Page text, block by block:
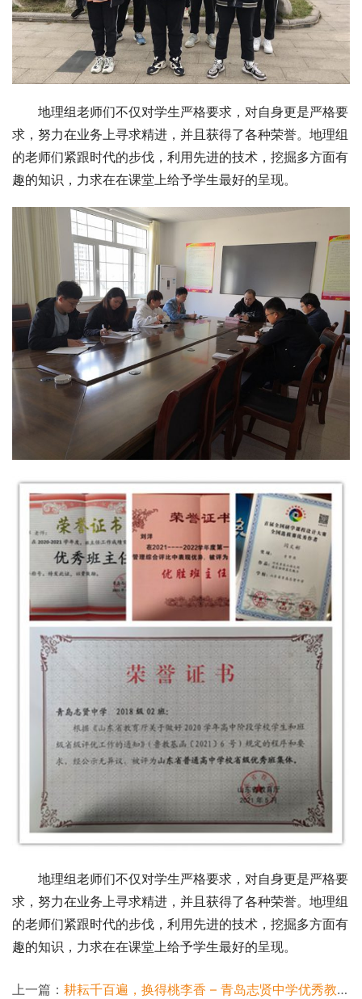
地理组老师们不仅对学生严格要求，对自身更是严格要
求，努力在业务上寻求精进，并且获得了各种荣誉。地理组
的老师们紧跟时代的步伐，利用先进的技术，挖掘多方面有
趣的知识，力求在在课堂上给予学生最好的呈现。
地理组老师们不仅对学生严格要求，对自身更是严格要
求，努力在业务上寻求精进，并且获得了各种荣誉。地理组
的老师们紧跟时代的步伐，利用先进的技术，挖掘多方面有
趣的知识，力求在在课堂上给予学生最好的呈现。
上一篇： 耕耘千百遍，换得桃李香 – 青岛志贤中学优秀教师牛樱樱